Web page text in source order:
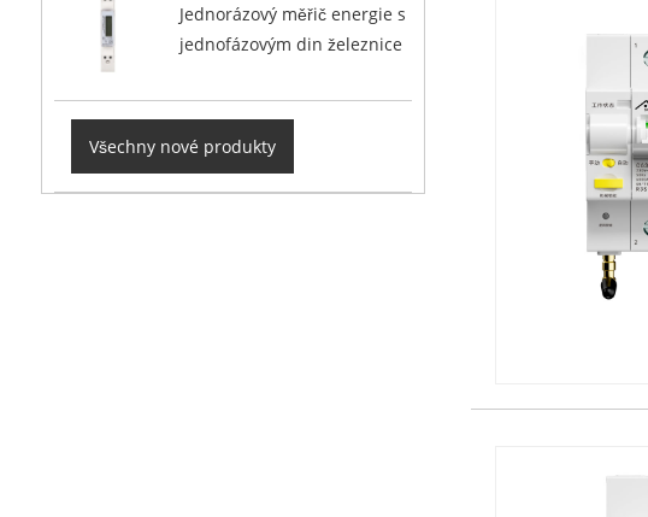
Jednorázový měřič energie s
jednofázovým din železnice
Všechny nové produkty